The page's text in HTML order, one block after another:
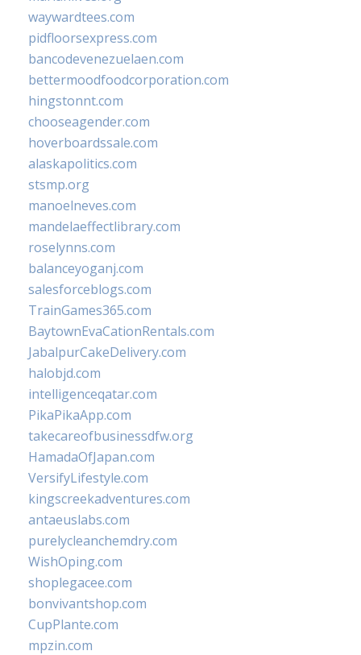
waywardtees.com
pidfloorsexpress.com
bancodevenezuelaen.com
bettermoodfoodcorporation.com
hingstonnt.com
chooseagender.com
hoverboardssale.com
alaskapolitics.com
stsmp.org
manoelneves.com
mandelaeffectlibrary.com
roselynns.com
balanceyoganj.com
salesforceblogs.com
TrainGames365.com
BaytownEvaCationRentals.com
JabalpurCakeDelivery.com
halobjd.com
intelligenceqatar.com
PikaPikaApp.com
takecareofbusinessdfw.org
HamadaOfJapan.com
VersifyLifestyle.com
kingscreekadventures.com
antaeuslabs.com
purelycleanchemdry.com
WishOping.com
shoplegacee.com
bonvivantshop.com
CupPlante.com
mpzin.com